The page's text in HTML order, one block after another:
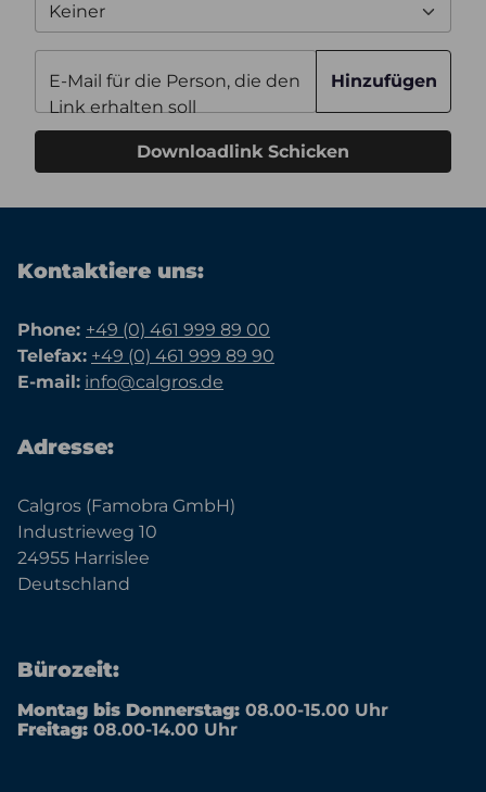
Keiner
E-Mail für die Person, die den
Link erhalten soll
Hinzufügen
Downloadlink Schicken
Kontaktiere uns:
Phone: +49 (0) 461 999 89 00
Telefax: +49 (0) 461 999 89 90
E-mail: info@calgros.de
Adresse:
Calgros (Famobra GmbH)
Industrieweg 10
24955 Harrislee
Deutschland
Bürozeit:
Montag bis Donnerstag: 08.00-15.00 Uhr
Freitag: 08.00-14.00 Uhr